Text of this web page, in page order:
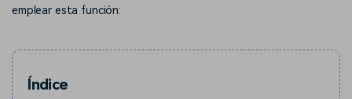
Centro de creadores
creadores
Plantillas en español
creadores de habla hispana.
Comunidad
Conocimiento
emplear esta función:
Índice